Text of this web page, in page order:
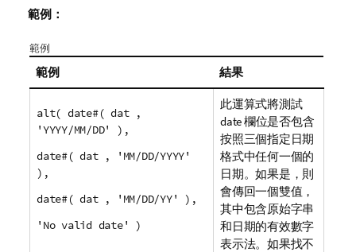
範例：
範例
範例 結果
alt( date#( dat ,
'YYYY/MM/DD' ),
date#( dat , 'MM/DD/YYYY'
),
date#( dat , 'MM/DD/YY' ),
'No valid date' )
此運算式將測試
date 欄位是否包含
按照三個指定日期
格式中任何一個的
日期。如果是，則
會傳回一個雙值，
其中包含原始字串
和日期的有效數字
表示法。如果找不